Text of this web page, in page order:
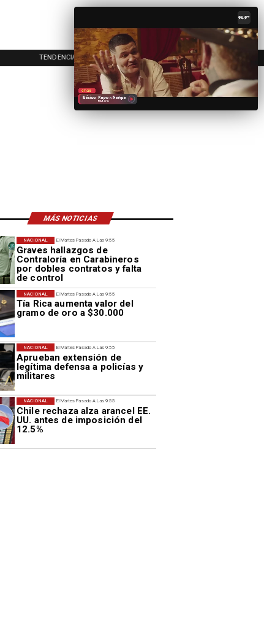
EVENTOS INICIO
MÁS NOTICIAS
El Martes Pasado A Las 9:55
Graves hallazgos de
Contraloría en Carabineros
por dobles contratos y falta
de control
NACIONAL
El Martes Pasado A Las 9:55
Tía Rica aumenta valor del
gramo de oro a $30.000
NACIONAL
El Martes Pasado A Las 9:55
Aprueban extensión de
legítima defensa a policías y
militares
NACIONAL
El Martes Pasado A Las 9:55
Chile rechaza alza arancel EE.
UU. antes de imposición del
12.5%
NACIONAL